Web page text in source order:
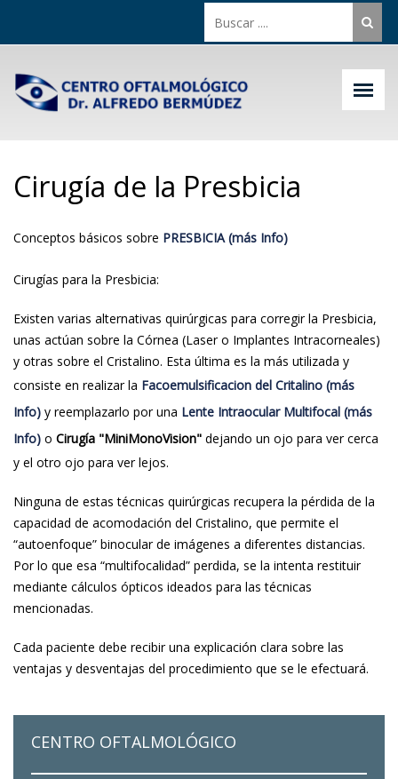
Cirugía de la Presbicia
Conceptos básicos sobre PRESBICIA (más Info)
Cirugías para la Presbicia:
Existen varias alternativas quirúrgicas para corregir la Presbicia,
unas actúan sobre la Córnea (Laser o Implantes Intracorneales)
y otras sobre el Cristalino. Esta última es la más utilizada y
consiste en realizar la Facoemulsificacion del Critalino (más
Info) y reemplazarlo por una Lente Intraocular Multifocal (más
Info) o Cirugía "MiniMonoVision" dejando un ojo para ver cerca
y el otro ojo para ver lejos.
Ninguna de estas técnicas quirúrgicas recupera la pérdida de la
capacidad de acomodación del Cristalino, que permite el
“autoenfoque” binocular de imágenes a diferentes distancias.
Por lo que esa “multifocalidad” perdida, se la intenta restituir
mediante cálculos ópticos ideados para las técnicas
mencionadas.
Cada paciente debe recibir una explicación clara sobre las
ventajas y desventajas del procedimiento que se le efectuará.
CENTRO OFTALMOLÓGICO